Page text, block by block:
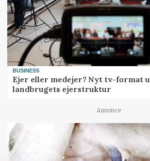
BUSINESS
Ejer eller medejer? Nyt tv-format
landbrugets ejerstruktur
Annonce